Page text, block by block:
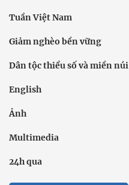
Tuần Việt Nam
Giảm nghèo bền vững
Dân tộc thiểu số và miền núi
English
Ảnh
Multimedia
24h qua